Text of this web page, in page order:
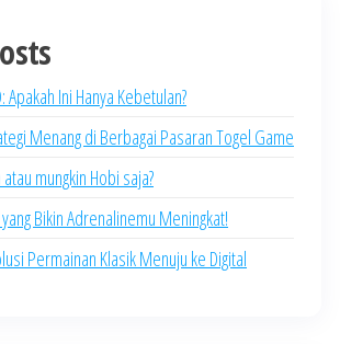
Ini Hanya Kebetulan?
Menang di Berbagai Pasaran Togel Game
mungkin Hobi saja?
Bikin Adrenalinemu Meningkat!
Permainan Klasik Menuju ke Digital